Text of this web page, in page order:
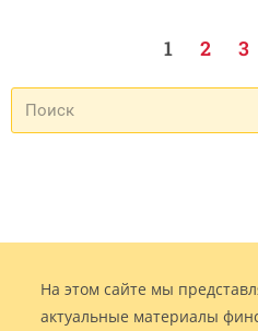
1 2 3
На этом сайте мы
актуальные материалы